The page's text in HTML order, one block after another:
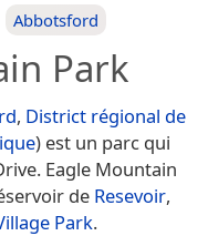
Abbotsford
Park
, District régional de
) est un parc qui
Eagle Mountain
de Resevoir,
Park.